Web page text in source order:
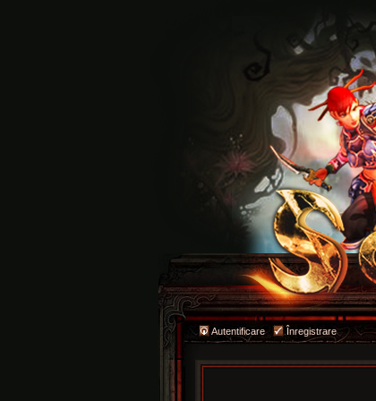
Autentificare Înregistrare